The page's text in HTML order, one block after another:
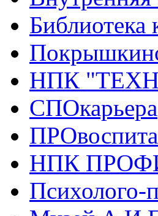
Библиотека
НПК
СПОкарьера
НПК
Психолого-